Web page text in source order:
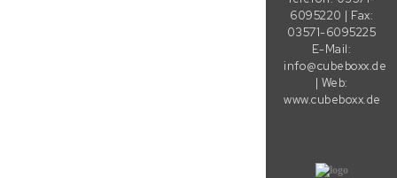
6095220 | Fax:
03571-6095225
E-Mail:
info@cubeboxx.de
| Web:
www.cubeboxx.de